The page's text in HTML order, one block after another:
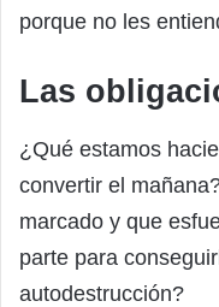
porque no les
Las
¿Qué estamos
convertir el
marcado y que
parte para
autodestrucción?